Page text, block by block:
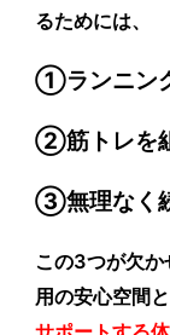
るためには、
①ランニン
②筋トレを
③無理なく
この3つが欠
用の安心空間